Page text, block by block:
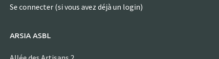
Se connecter (si vous avez déjà un login)
ARSIA ASBL